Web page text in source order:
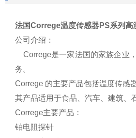
法国Correge温度传感器PS系列高
公司介绍：
Correge是一家法国的家族企业
务。
Correge 的主要产品包括温度传感
其产品适用于食品、汽车、建筑、
Correge主要产品：
铂电阻探针